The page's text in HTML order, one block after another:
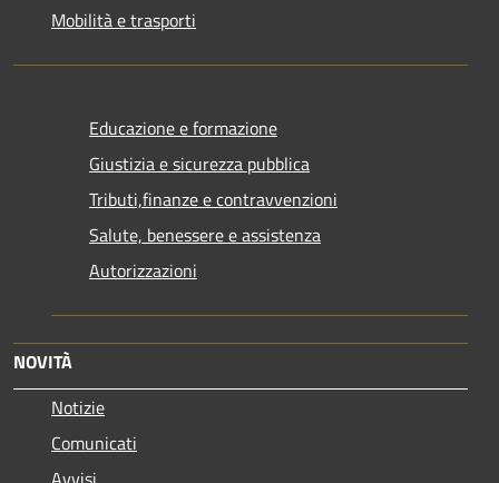
Mobilità e trasporti
Educazione e formazione
Giustizia e sicurezza pubblica
Tributi,finanze e contravvenzioni
Salute, benessere e assistenza
Autorizzazioni
NOVITÀ
Notizie
Comunicati